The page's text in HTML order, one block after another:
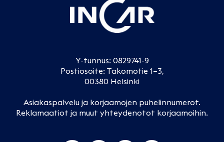
Y-tunnus: 0829741-9
Postiosoite: Takomotie 1–3,
00380 Helsinki
Asiakaspalvelu ja korjaamojen puhelinnumerot.
Reklamaatiot ja muut yhteydenotot korjaamoihin.